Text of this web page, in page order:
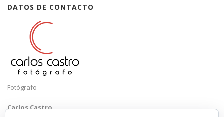
DATOS DE CONTACTO
Fotógrafo
Carlos Castro